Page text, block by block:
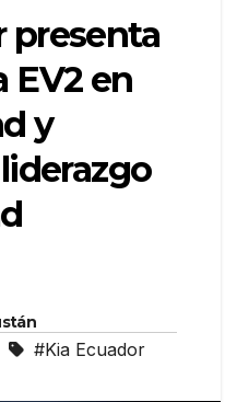
presenta
EV2 en
y
#Kia Ecuador